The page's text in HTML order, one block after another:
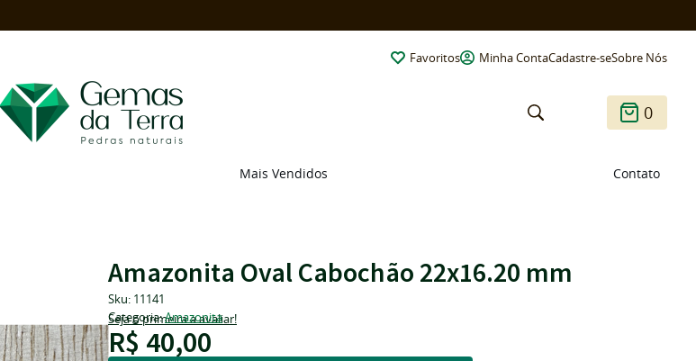
Favoritos Minha ContaCadastre-seSobre Nós
0
Mais Vendidos Contato
Amazonita Oval Cabochão 22x16.20 mm
Sku: 11141
Categoria:Amazonita
Seja o primeira a avaliar!
R$ 40,00